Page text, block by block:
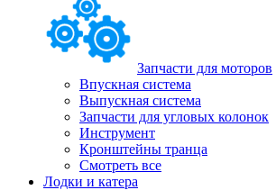
Запчасти для моторов
Впускная система
Выпускная система
Запчасти для угловых колонок
Инструмент
Кронштейны транца
Смотреть все
Лодки и катера